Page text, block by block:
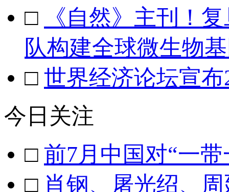
□
《自然》主刊！
队构建全球微生物
□ 世界经济论坛宣
今日关注
□ 前7月中国对“一
□ 肖钢、屠光绍、